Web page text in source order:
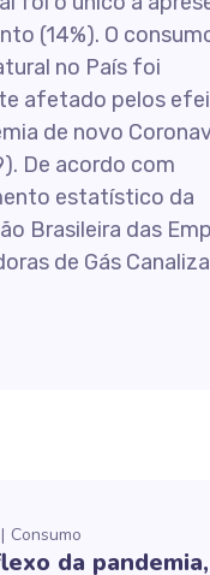
(14%). O
no País foi
afetado pelos
de novo
De acordo com
estatístico da
Brasileira das
de Gás
Consumo
da pandemia,